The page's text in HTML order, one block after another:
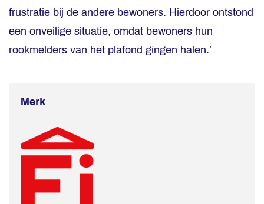
frustratie bij de andere bewoners. Hierdoor ontstond
een onveilige situatie, omdat bewoners hun
rookmelders van het plafond gingen halen.’
Merk